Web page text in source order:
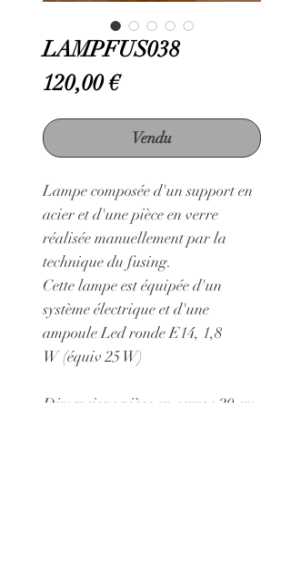
LAMPFUS038
120,00 €Prix
Vendu
Lampe composée d'un support en
acier et d'une pièce en verre
réalisée manuellement par la
technique du fusing.
Cette lampe est équipée d'un
système électrique et d'une
ampoule Led ronde E14, 1,8
W (équiv 25 W)
Dimensions pièce en verre : 20 cm